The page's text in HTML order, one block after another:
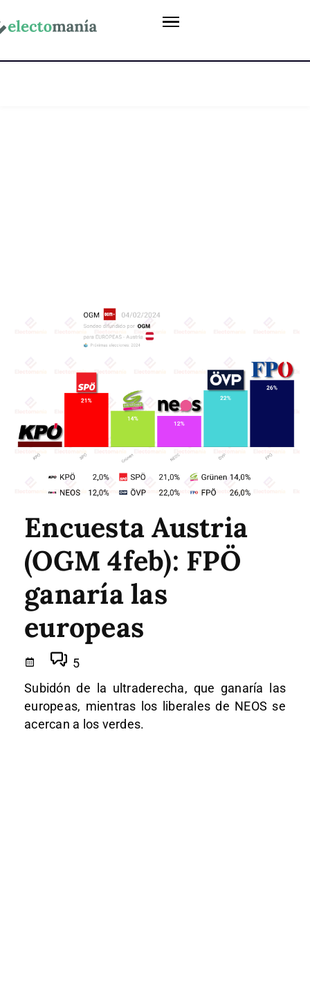
Encuesta Austria
(OGM 4feb): FPÖ
ganaría las
europeas
5
Subidón de la ultraderecha, que ganaría las
europeas, mientras los liberales de NEOS se
acercan a los verdes.